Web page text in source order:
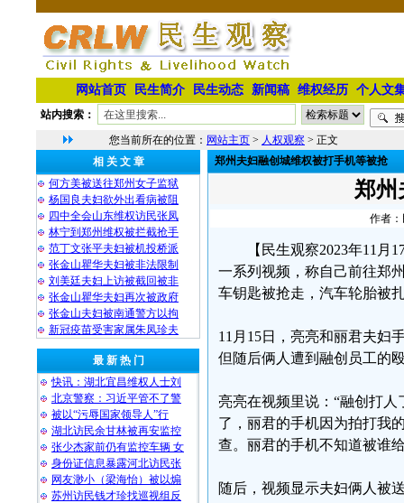
网站首页 民生简介 民生动态 新闻稿 维权经历 个人文
站内搜索：
您当前所在的位置： 网站主页 > 人权观察 > 正文
相 关 文 章
何方美被送往郑州女子监狱
杨国良夫妇欲外出看病被阻
四中全会山东维权访民张凤
林宁到郑州维权被拦截抢手
范丁文张平夫妇被机投桥派
张金山瞿华夫妇被非法限制
刘美廷夫妇上访被截回被非
张金山瞿华夫妇再次被政府
张金山夫妇被南通警方以拘
新冠疫苗受害家属朱凤珍夫
最 新 热 门
快讯：湖北宜昌维权人士刘
北京警察：习近平管不了警
被以“污辱国家领导人”行
湖北访民余甘林被再安监控
张少杰家前仍有监控车辆 女
身份证信息暴露河北访民张
网友渺小（梁海怡）被以煽
苏州访民钱才珍找巡视组反
郑州夫妇融创城维权被打手机等被抢
郑州
作者：
【民生观察2023年11月
一系列视频，称自己前往郑
车钥匙被抢走，汽车轮胎被
11月15日，亮亮和丽君夫妇
但随后俩人遭到融创员工的
亮亮在视频里说：“融创打
了，丽君的手机因为拍打我
查。丽君的手机不知道被谁
随后，视频显示夫妇俩人被